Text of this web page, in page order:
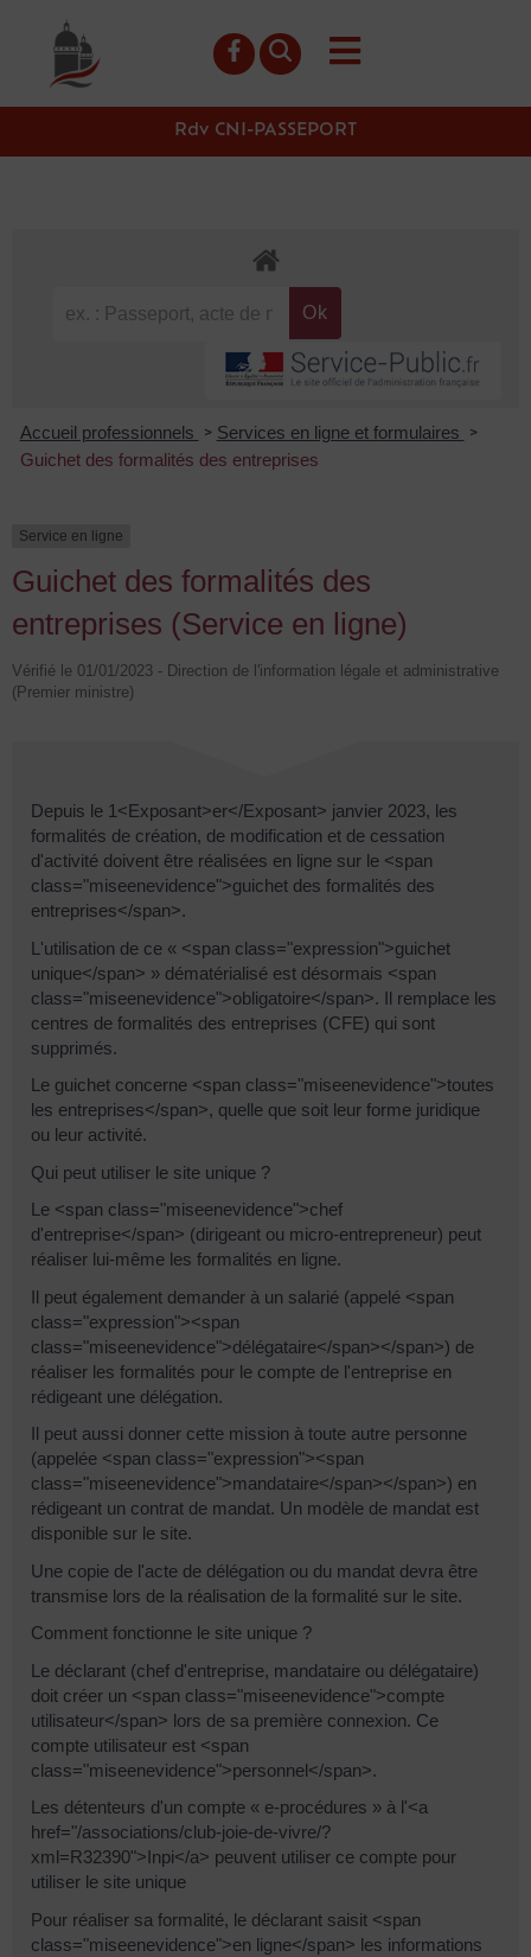
principal
Rdv CNI-PASSEPORT
Accueil professionnels > Services en ligne et formulaires >
Guichet des formalités des entreprises
Service en ligne
Guichet des formalités des
entreprises (Service en ligne)
Vérifié le 01/01/2023 - Direction de l'information légale et administrative
(Premier ministre)
Depuis le 1<Exposant>er</Exposant> janvier 2023, les
formalités de création, de modification et de cessation
d'activité doivent être réalisées en ligne sur le <span
class="miseenevidence">guichet des formalités des
entreprises</span>.
L'utilisation de ce « <span class="expression">guichet
unique</span> » dématérialisé est désormais <span
class="miseenevidence">obligatoire</span>. Il remplace les
centres de formalités des entreprises (CFE) qui sont
supprimés.
Le guichet concerne <span class="miseenevidence">toutes
les entreprises</span>, quelle que soit leur forme juridique
ou leur activité.
Qui peut utiliser le site unique ?
Le <span class="miseenevidence">chef
d'entreprise</span> (dirigeant ou micro-entrepreneur) peut
réaliser lui-même les formalités en ligne.
Il peut également demander à un salarié (appelé <span
class="expression"><span
class="miseenevidence">délégataire</span></span>) de
réaliser les formalités pour le compte de l'entreprise en
rédigeant une délégation.
Il peut aussi donner cette mission à toute autre personne
(appelée <span class="expression"><span
class="miseenevidence">mandataire</span></span>) en
rédigeant un contrat de mandat. Un modèle de mandat est
disponible sur le site.
Une copie de l'acte de délégation ou du mandat devra être
transmise lors de la réalisation de la formalité sur le site.
Comment fonctionne le site unique ?
Le déclarant (chef d'entreprise, mandataire ou délégataire)
doit créer un <span class="miseenevidence">compte
utilisateur</span> lors de sa première connexion. Ce
compte utilisateur est <span
class="miseenevidence">personnel</span>.
Les détenteurs d'un compte « e-procédures » à l'<a
href="/associations/club-joie-de-vivre/?
xml=R32390">Inpi</a> peuvent utiliser ce compte pour
utiliser le site unique
Pour réaliser sa formalité, le déclarant saisit <span
class="miseenevidence">en ligne</span> les informations